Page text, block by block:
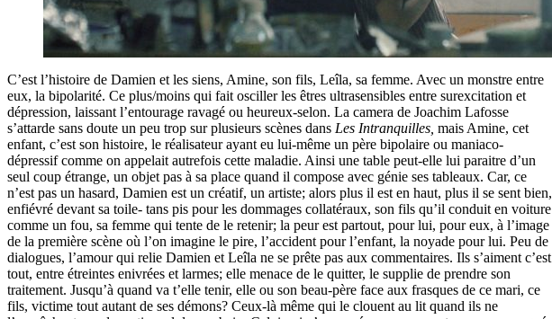
C’est l’histoire de Damien et les siens, Amine, son fils, Leîla, sa femme. Avec un monstre entre
eux, la bipolarité. Ce plus/moins qui fait osciller les êtres ultrasensibles entre surexcitation et
dépression, laissant l’entourage ravagé ou heureux-selon. La camera de Joachim Lafosse
s’attarde sans doute un peu trop sur plusieurs scènes dans Les Intranquilles, mais Amine, cet
enfant, c’est son histoire, le réalisateur ayant eu lui-même un père bipolaire ou maniaco-
dépressif comme on appelait autrefois cette maladie. Ainsi une table peut-elle lui paraitre d’un
seul coup étrange, un objet pas à sa place quand il compose avec génie ses tableaux. Car, ce
n’est pas un hasard, Damien est un créatif, un artiste; alors plus il est en haut, plus il se sent bien,
enfiévré devant sa toile- tans pis pour les dommages collatéraux, son fils qu’il conduit en voiture
comme un fou, sa femme qui tente de le retenir; la peur est partout, pour lui, pour eux, à l’image
de la première scène où l’on imagine le pire, l’accident pour l’enfant, la noyade pour lui. Peu de
dialogues, l’amour qui relie Damien et Leîla ne se prête pas aux commentaires. Ils s’aiment c’est
tout, entre étreintes enivrées et larmes; elle menace de le quitter, le supplie de prendre son
traitement. Jusqu’à quand va t’elle tenir, elle ou son beau-père face aux frasques de ce mari, ce
fils, victime tout autant de ses démons? Ceux-là même qui le clouent au lit quand ils ne